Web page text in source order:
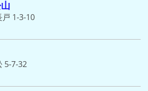
1-3-10
5-7-32